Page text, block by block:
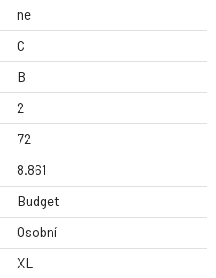
ne
C
B
2
72
8.861
Budget
Osobní
XL